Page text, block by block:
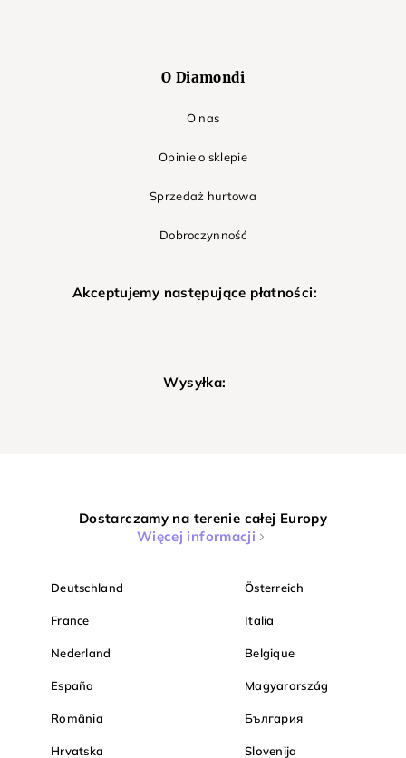
O Diamondi
O nas
Opinie o sklepie
Sprzedaż hurtowa
Dobroczynność
Akceptujemy następujące płatności:
Wysyłka:
Dostarczamy na terenie całej Europy
Więcej informacji
Deutschland Österreich
France Italia
Nederland Belgique
España Magyarország
România България
Hrvatska Slovenija